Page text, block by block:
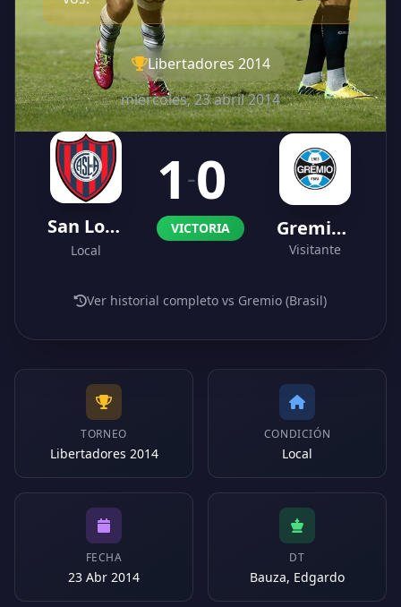
Libertadores 2014
miércoles, 23 abril 2014
San Lorenzo
Local
1 -0
VICTORIA Gremio (Brasil)
Visitante
Ver historial completo vs Gremio (Brasil)
TORNEO
Libertadores 2014
CONDICIÓN
Local
FECHA
23 Abr 2014
DT
Bauza, Edgardo